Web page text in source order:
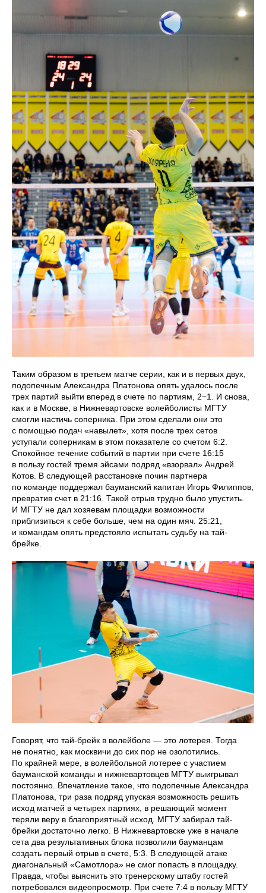
Таким образом в третьем матче серии, как и в первых двух,
подопечным Александра Платонова опять удалось после
трех партий выйти вперед в счете по партиям, 2−1. И снова,
как и в Москве, в Нижневартовске волейболисты МГТУ
смогли настичь соперника. При этом сделали они это
с помощью подач «навылет», хотя после трех сетов
уступали соперникам в этом показателе со счетом 6:2.
Спокойное течение событий в партии при счете 16:15
в пользу гостей тремя эйсами подряд «взорвал» Андрей
Котов. В следующей расстановке почин партнера
по команде поддержал бауманский капитан Игорь Филиппов,
превратив счет в 21:16. Такой отрыв трудно было упустить.
И МГТУ не дал хозяевам площадки возможности
приблизиться к себе больше, чем на один мяч. 25:21,
и командам опять предстояло испытать судьбу на тай-
брейке.
Говорят, что тай-брейк в волейболе — это лотерея. Тогда
не понятно, как москвичи до сих пор не озолотились.
По крайней мере, в волейбольной лотерее с участием
бауманской команды и нижневартовцев МГТУ выигрывал
постоянно. Впечатление такое, что подопечные Александра
Платонова, три раза подряд упуская возможность решить
исход матчей в четырех партиях, в решающий момент
теряли веру в благоприятный исход. МГТУ забирал тай-
брейки достаточно легко. В Нижневартовске уже в начале
сета два результативных блока позволили бауманцам
создать первый отрыв в счете, 5:3. В следующей атаке
диагональный «Самотлора» не смог попасть в площадку.
Правда, чтобы выяснить это тренерскому штабу гостей
потребовался видеопросмотр. При счете 7:4 в пользу МГТУ